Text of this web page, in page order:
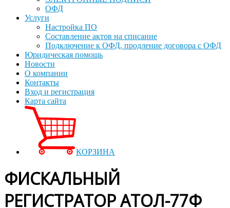
ОФД
Услуги
Настройка ПО
Составление актов на списание
Подключение к ОФД, продление договора с ОФД
Юридическая помощь
Новости
О компании
Контакты
Вход и регистрация
Карта сайта
КОРЗИНА
ФИСКАЛЬНЫЙ
РЕГИСТРАТОР АТОЛ-77Ф